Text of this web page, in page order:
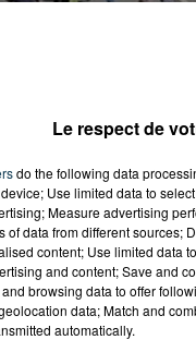
Le respect de
do the following data
Use limited data to
Measure advertising
of data from different sources;
content; Use limited data
and content; Save and
browsing data to offer
data; Match and
automatically.